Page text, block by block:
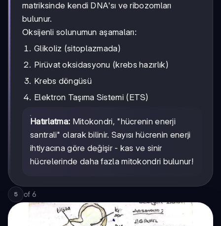
matriksinde kendi DNA'sı ve ribozomları
bulunur.
Oksijenli solunumun aşamaları:
Glikoliz (sitoplazmada)
Pirüvat oksidasyonu (krebs hazırlık)
Krebs döngüsü
Elektron Taşıma Sistemi (ETS)
Hatırlatma: Mitokondri, "hücrenin enerji
santrali" olarak bilinir. Sayısı hücrenin enerji
ihtiyacına göre değişir - kas ve sinir
hücrelerinde daha fazla mitokondri bulunur!
5 of 6